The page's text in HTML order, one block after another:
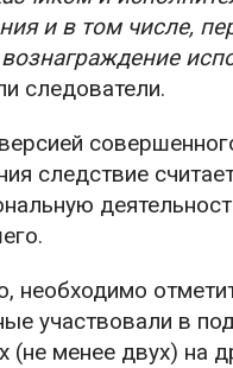
и в том числе,
следователи.
следствие
необходимо
участвовали в
(не менее двух) на